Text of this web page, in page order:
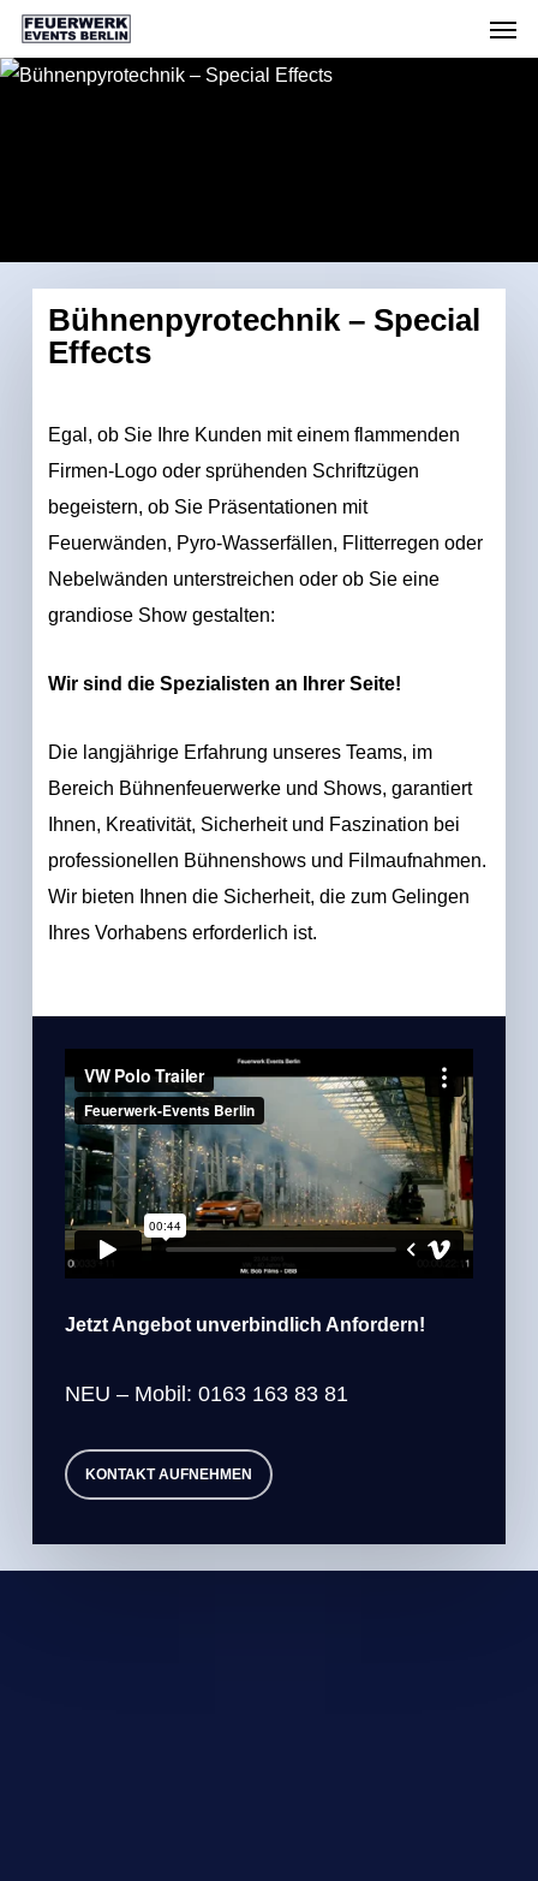
Skip
main
Bühnenpyrotechnik – Special
Effects
Egal, ob Sie Ihre Kunden mit einem flammenden
Firmen-Logo oder sprühenden Schriftzügen
begeistern, ob Sie Präsentationen mit
Feuerwänden, Pyro-Wasserfällen, Flitterregen oder
Nebelwänden unterstreichen oder ob Sie eine
grandiose Show gestalten:
Wir sind die Spezialisten an Ihrer Seite!
Die langjährige Erfahrung unseres Teams, im
Bereich Bühnenfeuerwerke und Shows, garantiert
Ihnen, Kreativität, Sicherheit und Faszination bei
professionellen Bühnenshows und Filmaufnahmen.
Wir bieten Ihnen die Sicherheit, die zum Gelingen
Ihres Vorhabens erforderlich ist.
Jetzt Angebot unverbindlich Anfordern!
NEU – Mobil: 0163 163 83 81
KONTAKT AUFNEHMEN